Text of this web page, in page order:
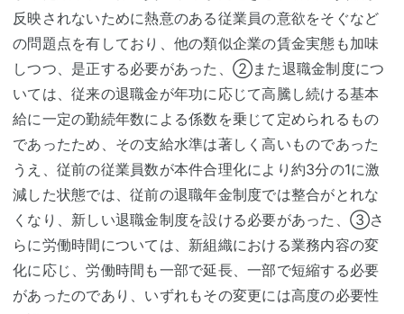
反映されないために熱意のある従業員の意欲をそぐなど
の問題点を有しており、他の類似企業の賃金実態も加味
しつつ、是正する必要があった、②また退職金制度につ
いては、従来の退職金が年功に応じて高騰し続ける基本
給に一定の勤続年数による係数を乗じて定められるもの
であったため、その支給水準は著しく高いものであった
うえ、従前の従業員数が本件合理化により約3分の1に激
減した状態では、従前の退職年金制度では整合がとれな
くなり、新しい退職金制度を設ける必要があった、③さ
らに労働時間については、新組織における業務内容の変
化に応じ、労働時間も一部で延長、一部で短縮する必要
があったのであり、いずれもその変更には高度の必要性